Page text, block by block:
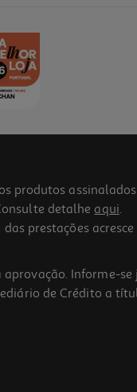
produtos
detalhe aqui.
prestações
Informe-
de Crédito a